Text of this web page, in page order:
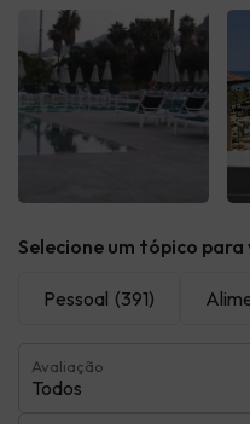
Selecione um tópico
Pessoal (391)
Avaliação
Todos